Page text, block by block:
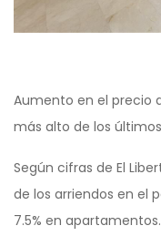
Aumento en el precio
más alto de los
Según cifras de El
de los arriendos en el
7.5% en apartamentos.